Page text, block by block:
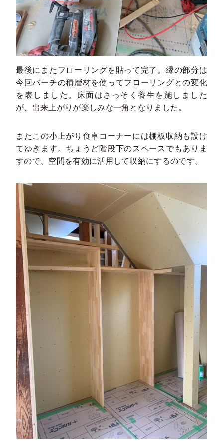
最後にまたフローリングを貼って完了。縁の部分は
今回バーチの積層材を使ってフローリングとの変化
を表しました。床面はさっそく養生を施しました
が、出来上がりが楽しみな一角となりました。
またこの小上がり食卓コーナーには棚板収納も設け
てゆきます。ちょうど階段下のスペースでもありま
すので、空間を有効に活用して収納にするのです。